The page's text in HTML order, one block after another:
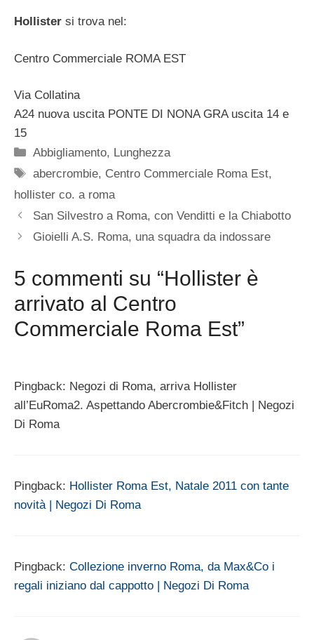
Hollister si trova nel:
Centro Commerciale ROMA EST
Via Collatina
A24 nuova uscita PONTE DI NONA GRA uscita 14 e
15
Categorie
Abbigliamento, Lunghezza
Tag
abercrombie, Centro Commerciale Roma Est,
hollister co. a roma
San Silvestro a Roma, con Venditti e la Chiabotto
Gioielli A.S. Roma, una squadra da indossare
5 commenti su “Hollister è
arrivato al Centro
Commerciale Roma Est”
Pingback: Negozi di Roma, arriva Hollister
all’EuRoma2. Aspettando Abercrombie&Fitch | Negozi
Di Roma
Pingback: Hollister Roma Est, Natale 2011 con tante
novità | Negozi Di Roma
Pingback: Collezione inverno Roma, da Max&Co i
regali iniziano dal cappotto | Negozi Di Roma